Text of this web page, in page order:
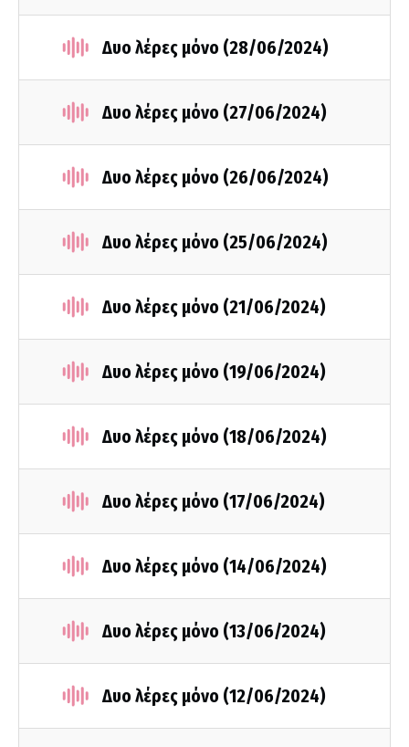
Δυο λέρες μόνο (28/06/2024)
Δυο λέρες μόνο (27/06/2024)
Δυο λέρες μόνο (26/06/2024)
Δυο λέρες μόνο (25/06/2024)
Δυο λέρες μόνο (21/06/2024)
Δυο λέρες μόνο (19/06/2024)
Δυο λέρες μόνο (18/06/2024)
Δυο λέρες μόνο (17/06/2024)
Δυο λέρες μόνο (14/06/2024)
Δυο λέρες μόνο (13/06/2024)
Δυο λέρες μόνο (12/06/2024)